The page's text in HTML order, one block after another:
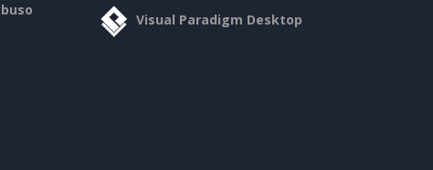
Visual Paradigm Desktop